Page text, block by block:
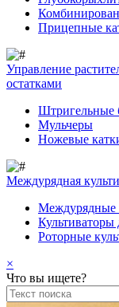
Прицепные
Управление
остатками
Штригельные
Мульчеры
Ножевые
Междурядная
Междурядные
Культиваторы
Роторные
×
Что вы ищете?